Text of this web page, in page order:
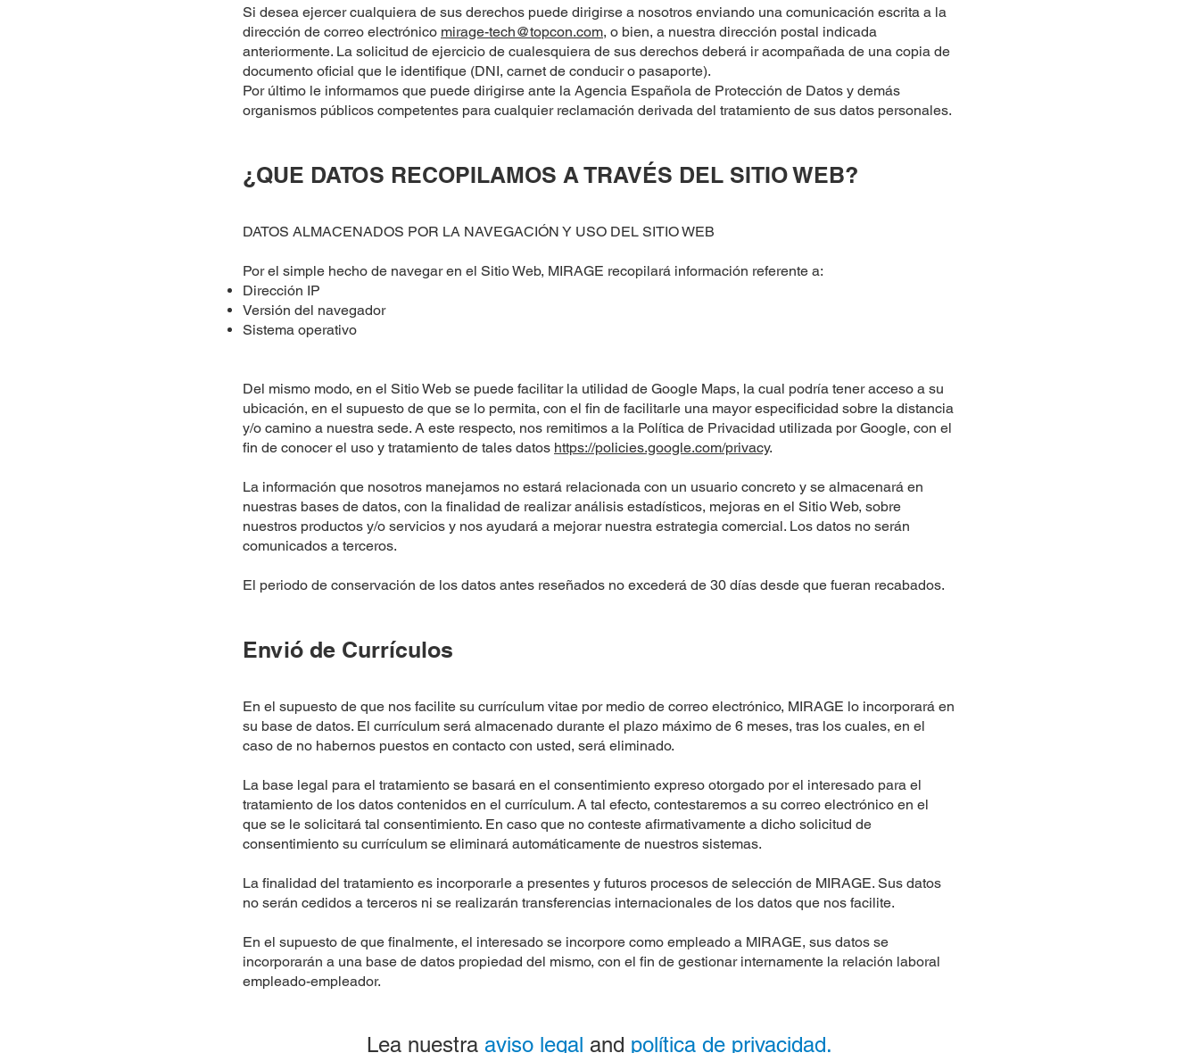
Si desea ejercer cualquiera de sus derechos puede dirigirse a nosotros enviando una comunicación escrita a la
dirección de correo electrónico mirage-tech@topcon.com, o bien, a nuestra dirección postal indicada
anteriormente. La solicitud de ejercicio de cualesquiera de sus derechos deberá ir acompañada de una copia de
documento oficial que le identifique (DNI, carnet de conducir o pasaporte).
Por último le informamos que puede dirigirse ante la Agencia Española de Protección de Datos y demás
organismos públicos competentes para cualquier reclamación derivada del tratamiento de sus datos personales.
¿QUE DATOS RECOPILAMOS A TRAVÉS DEL SITIO WEB?
DATOS ALMACENADOS POR LA NAVEGACIÓN Y USO DEL SITIO WEB
Por el simple hecho de navegar en el Sitio Web, MIRAGE recopilará información referente a:
Dirección IP
Versión del navegador
Sistema operativo
Del mismo modo, en el Sitio Web se puede facilitar la utilidad de Google Maps, la cual podría tener acceso a su
ubicación, en el supuesto de que se lo permita, con el fin de facilitarle una mayor especificidad sobre la distancia
y/o camino a nuestra sede. A este respecto, nos remitimos a la Política de Privacidad utilizada por Google, con el
fin de conocer el uso y tratamiento de tales datos https://policies.google.com/privacy.
La información que nosotros manejamos no estará relacionada con un usuario concreto y se almacenará en
nuestras bases de datos, con la finalidad de realizar análisis estadísticos, mejoras en el Sitio Web, sobre
nuestros productos y/o servicios y nos ayudará a mejorar nuestra estrategia comercial. Los datos no serán
comunicados a terceros.
El periodo de conservación de los datos antes reseñados no excederá de 30 días desde que fueran recabados.
Envió de Currículos
En el supuesto de que nos facilite su currículum vitae por medio de correo electrónico, MIRAGE lo incorporará en
su base de datos. El currículum será almacenado durante el plazo máximo de 6 meses, tras los cuales, en el
caso de no habernos puestos en contacto con usted, será eliminado.
La base legal para el tratamiento se basará en el consentimiento expreso otorgado por el interesado para el
tratamiento de los datos contenidos en el currículum. A tal efecto, contestaremos a su correo electrónico en el
que se le solicitará tal consentimiento. En caso que no conteste afirmativamente a dicho solicitud de
consentimiento su currículum se eliminará automáticamente de nuestros sistemas.
La finalidad del tratamiento es incorporarle a presentes y futuros procesos de selección de MIRAGE. Sus datos
no serán cedidos a terceros ni se realizarán transferencias internacionales de los datos que nos facilite.
En el supuesto de que finalmente, el interesado se incorpore como empleado a MIRAGE, sus datos se
incorporarán a una base de datos propiedad del mismo, con el fin de gestionar internamente la relación laboral
empleado-empleador.
Lea nuestra aviso legal and política de privacidad.